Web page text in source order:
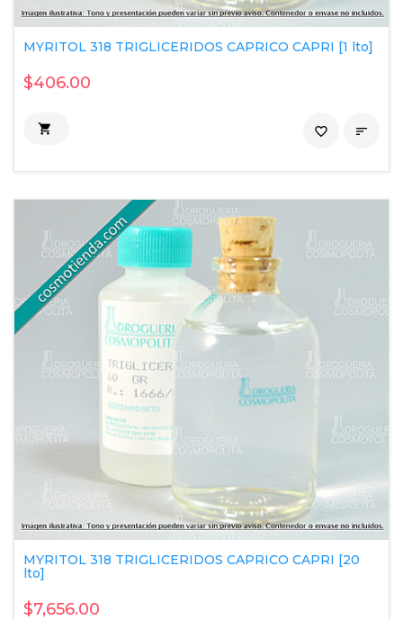
MYRITOL 318 TRIGLICERIDOS CAPRICO CAPRI [1 lto]
$406.00
 
favorite_border
MYRITOL 318 TRIGLICERIDOS CAPRICO CAPRI [20
lto]
$7,656.00